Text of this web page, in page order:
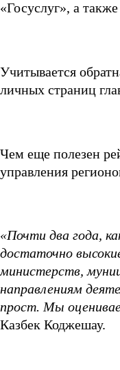
«Госуслуг», а
Учитывается
личных страниц
Чем еще полезен
управления
«Почти два года,
достаточно
министерств,
направлениям
прост. Мы
Казбек Коджешау.